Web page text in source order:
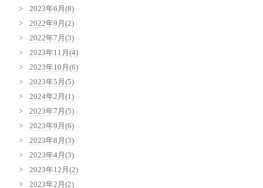
2023年6月(8)
2022年9月(2)
2022年7月(3)
2023年11月(4)
2023年10月(6)
2023年5月(5)
2024年2月(1)
2023年7月(5)
2023年9月(6)
2023年8月(3)
2023年4月(3)
2023年12月(2)
2023年2月(2)